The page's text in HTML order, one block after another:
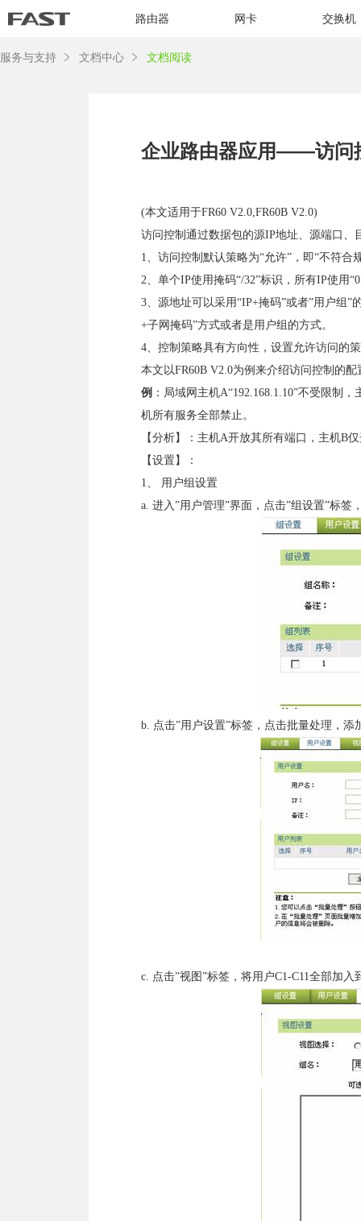
路由器 网卡 交换机
服务与支持 文档中心 文档阅读
企业路由器应用——访问
(本文适用于FR60 V2.0,FR60B V2.0)
访问控制通过数据包的源IP地址、源端口
1、访问控制默认策略为“允许”，即“不符合
2、单个IP使用掩码“/32”标识，所有IP使用
3、源地址可以采用“IP+掩码”或者”用户组
+子网掩码”方式或者是用户组的方式。
4、控制策略具有方向性，设置允许访问的
本文以FR60B V2.0为例来介绍访问控制的配
例 ：局域网主机A“192.168.1.10”不受限制
机所有服务全部禁止。
【分析】：主机A开放其所有端口，主机B
【设置】：
1、 用户组设置
a. 进入”用户管理”界面，点击”组设置”标签
b. 点击”用户设置”标签，点击批量处理，添
c. 点击”视图”标签，将用户C1-C11全部加